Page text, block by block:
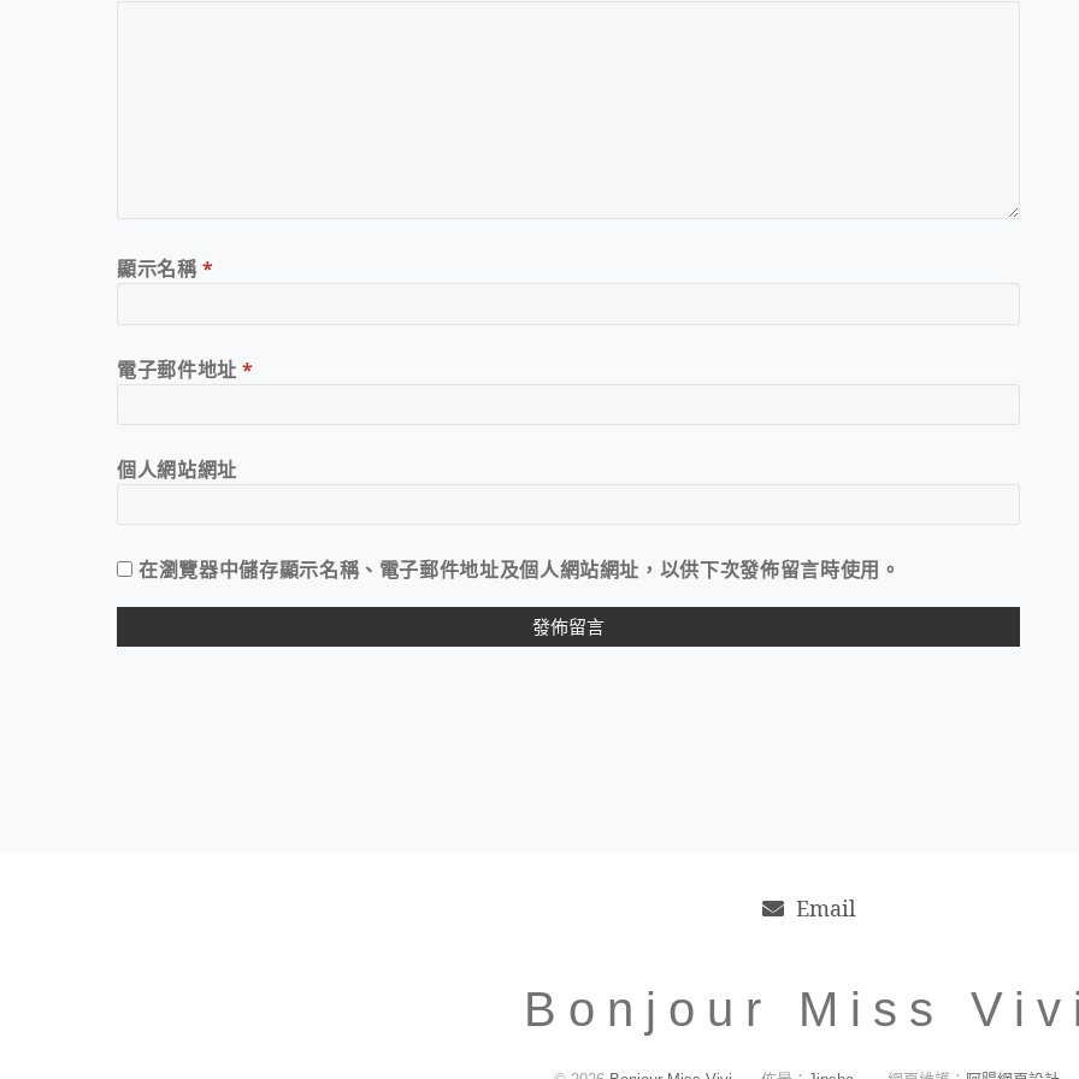
顯示名稱*
電子郵件地址*
個人網站網址
在瀏覽器中儲存顯示名稱、電子郵件地址及個人網站網址，以供下次發佈留言時使用。
Email
Bonjour Miss